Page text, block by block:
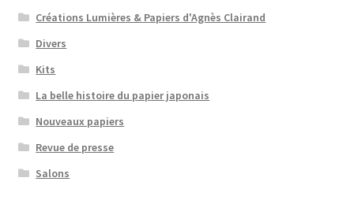
Créations Lumières & Papiers d'Agnès Clairand
Divers
Kits
La belle histoire du papier japonais
Nouveaux papiers
Revue de presse
Salons